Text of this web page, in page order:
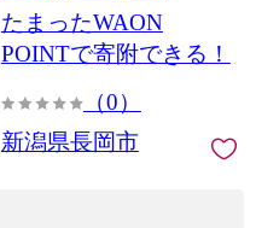
たまったWAON
POINTで寄附できる！
（0）
新潟県長岡市